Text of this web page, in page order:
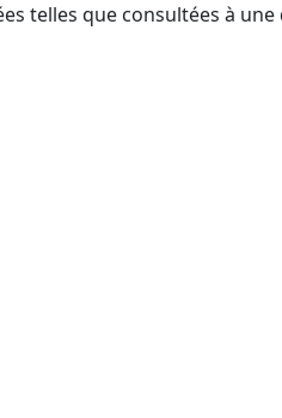
telles que consultées à